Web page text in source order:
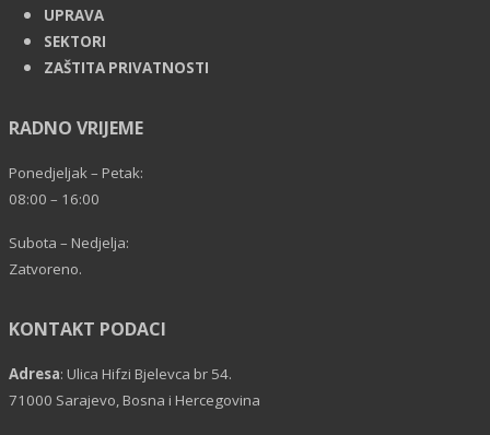
UPRAVA
SEKTORI
ZAŠTITA PRIVATNOSTI
RADNO VRIJEME
Ponedjeljak – Petak:
08:00 – 16:00
Subota – Nedjelja:
Zatvoreno.
KONTAKT PODACI
Adresa: Ulica Hifzi Bjelevca br 54.
71000 Sarajevo, Bosna i Hercegovina